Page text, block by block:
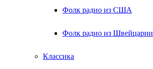
Фолк радио из США
Фолк радио из Швейцарии
Классика